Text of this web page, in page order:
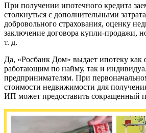
При получении ипотечного кредита
столкнуться с дополнительными
добровольного страхования, оценку
заключение договора купли-продажи,
т. д.
Да, «Росбанк Дом» выдает ипотеку как
работающим по найму, так и
предпринимателям. При
стоимости недвижимости для
ИП может предоставить сокращенный